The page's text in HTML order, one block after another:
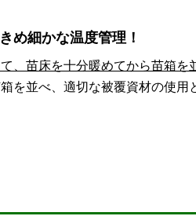
め細かな温度管理！
、苗床を十分暖めてから苗箱を
を並べ、適切な被覆資材の使